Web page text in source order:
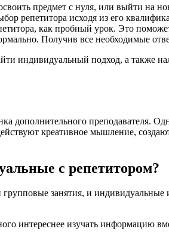
предмет с нуля, или выйти на
репетитора исходя из его
как пробный урок. Это
Получив все необходимые
индивидуальный подход, а также
дополнительного преподавателя.
креативное мышление,
с репетитором?
групповые занятия, и
интереснее изучать информацию